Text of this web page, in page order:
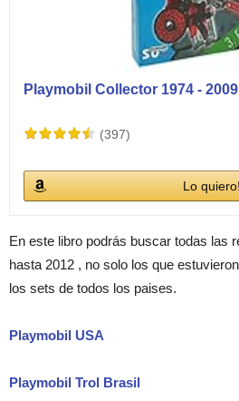
Playmobil Collector 1974 - 2009
(397)
Lo
En este libro podrás buscar todas las
hasta 2012 , no solo los que
los sets de todos los paises.
Playmobil USA
Playmobil Trol Brasil